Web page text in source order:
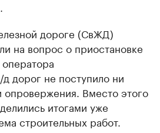
дороге (СвЖД)
на вопрос о приостановке
дорог не поступило ни
опровержения. Вместо этого
итогами уже
строительных работ.